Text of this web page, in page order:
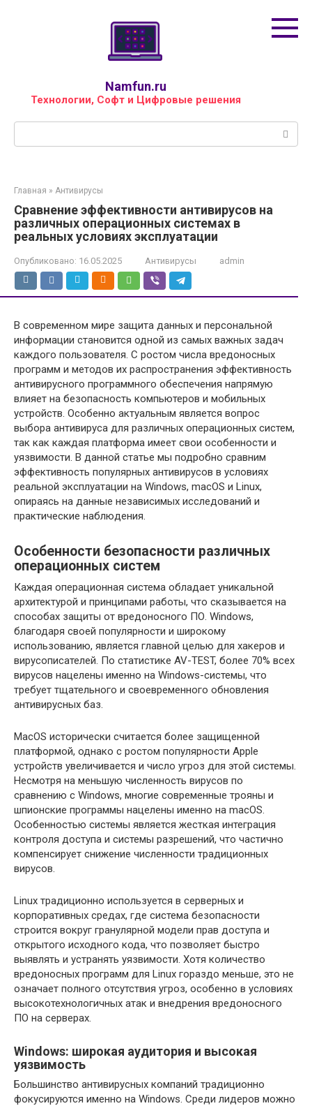
Namfun.ru
Технологии, Софт и Цифровые решения
Главная » Антивирусы
Сравнение эффективности антивирусов на
различных операционных системах в
реальных условиях эксплуатации
Опубликовано: 16.05.2025 Антивирусы admin
В современном мире защита данных и персональной
информации становится одной из самых важных задач
каждого пользователя. С ростом числа вредоносных
программ и методов их распространения эффективность
антивирусного программного обеспечения напрямую
влияет на безопасность компьютеров и мобильных
устройств. Особенно актуальным является вопрос
выбора антивируса для различных операционных систем,
так как каждая платформа имеет свои особенности и
уязвимости. В данной статье мы подробно сравним
эффективность популярных антивирусов в условиях
реальной эксплуатации на Windows, macOS и Linux,
опираясь на данные независимых исследований и
практические наблюдения.
Особенности безопасности различных
операционных систем
Каждая операционная система обладает уникальной
архитектурой и принципами работы, что сказывается на
способах защиты от вредоносного ПО. Windows,
благодаря своей популярности и широкому
использованию, является главной целью для хакеров и
вирусописателей. По статистике AV-TEST, более 70% всех
вирусов нацелены именно на Windows-системы, что
требует тщательного и своевременного обновления
антивирусных баз.
MacOS исторически считается более защищенной
платформой, однако с ростом популярности Apple
устройств увеличивается и число угроз для этой системы.
Несмотря на меньшую численность вирусов по
сравнению с Windows, многие современные трояны и
шпионские программы нацелены именно на macOS.
Особенностью системы является жесткая интеграция
контроля доступа и системы разрешений, что частично
компенсирует снижение численности традиционных
вирусов.
Linux традиционно используется в серверных и
корпоративных средах, где система безопасности
строится вокруг гранулярной модели прав доступа и
открытого исходного кода, что позволяет быстро
выявлять и устранять уязвимости. Хотя количество
вредоносных программ для Linux гораздо меньше, это не
означает полного отсутствия угроз, особенно в условиях
высокотехнологичных атак и внедрения вредоносного
ПО на серверах.
Windows: широкая аудитория и высокая
уязвимость
Большинство антивирусных компаний традиционно
фокусируются именно на Windows. Среди лидеров можно